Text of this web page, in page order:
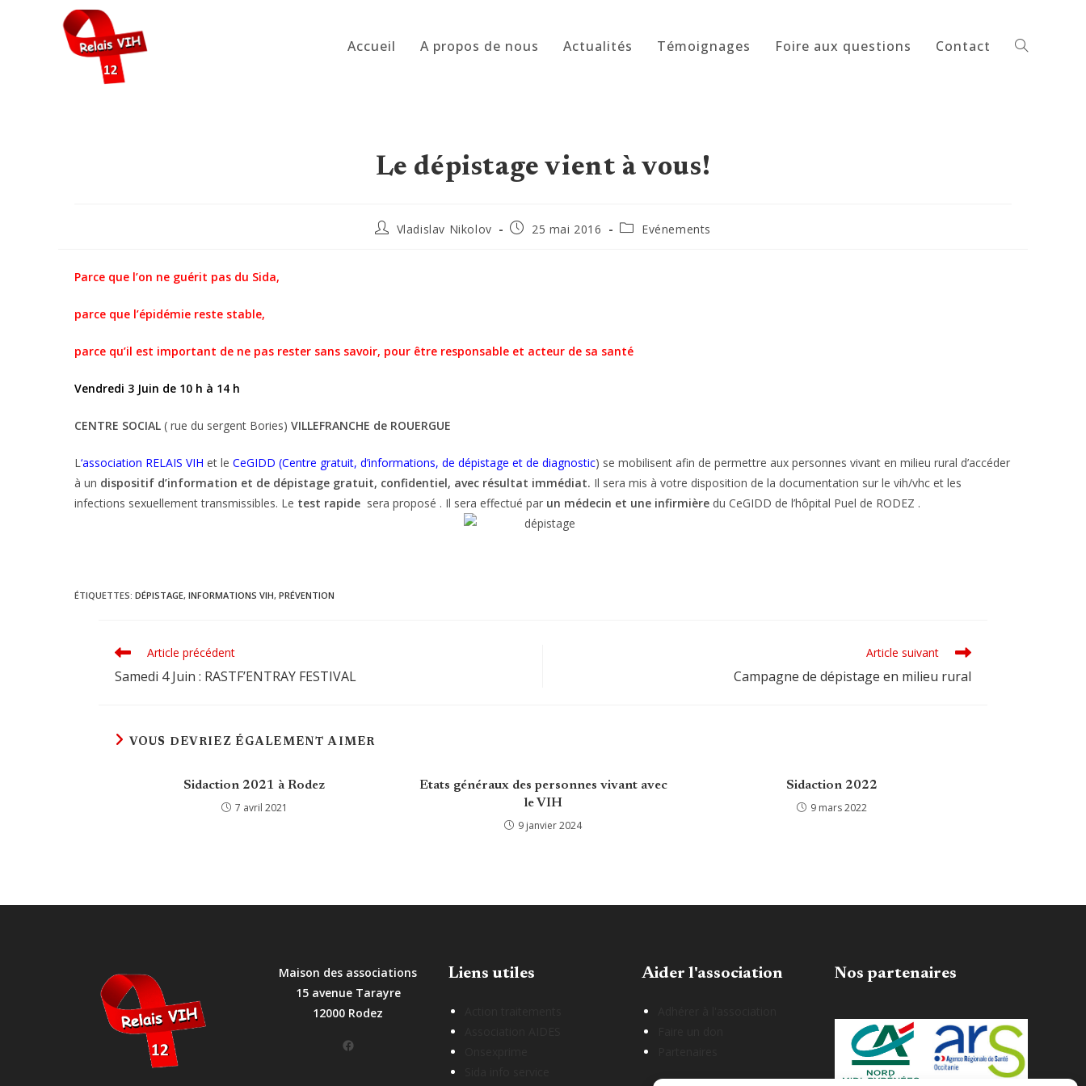
Accueil A propos de nous Actualités Témoignages Foire aux questions Contact Toggle
Le dépistage vient à vous!
Auteur/autrice
Vladislav Nikolov
Publication
25 mai 2016
PostEvénements
Parce que l’on ne guérit pas du Sida,
parce que l’épidémie reste stable,
parce qu’il est important de ne pas rester sans savoir, pour être responsable et acteur de sa santé
Vendredi 3 Juin de 10 h à 14 h
CENTRE SOCIAL ( rue du sergent Bories) VILLEFRANCHE de ROUERGUE
L‘association RELAIS VIH et le CeGIDD (Centre gratuit, d’informations, de dépistage et de diagnostic) se mobilisent afin de permettre aux personnes vivant en milieu rural d’accéder
à un dispositif d’information et de dépistage gratuit, confidentiel, avec résultat immédiat. Il sera mis à votre disposition de la documentation sur le vih/vhc et les
infections sexuellement transmissibles. Le test rapide sera proposé . Il sera effectué par un médecin et une infirmière du CeGIDD de l’hôpital Puel de RODEZ .
ÉTIQUETTES: DÉPISTAGE, INFORMATIONS VIH, PRÉVENTION
Read
articles
Article précédent
Samedi 4 Juin : RASTF’ENTRAY FESTIVAL
Article suivant
Campagne de dépistage en milieu rural
VOUS DEVRIEZ ÉGALEMENT AIMER
Sidaction 2021 à Rodez
7 avril 2021
Etats généraux des personnes vivant avec
le VIH
9 janvier 2024
Sidaction 2022
9 mars 2022
Maison des associations
15 avenue Tarayre
12000 Rodez
Facebook
Liens utiles Aider l'association Nos partenaires